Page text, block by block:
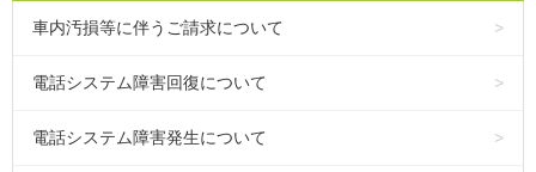
車内汚損等に伴うご請求について
電話システム障害回復について
電話システム障害発生について